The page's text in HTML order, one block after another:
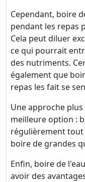
Cependant, boire
pendant les repas
Cela peut diluer
ce qui pourrait
des nutriments.
également que
repas les fait se
Une approche
meilleure option :
régulièrement
boire de grandes
Enfin, boire de
avoir des